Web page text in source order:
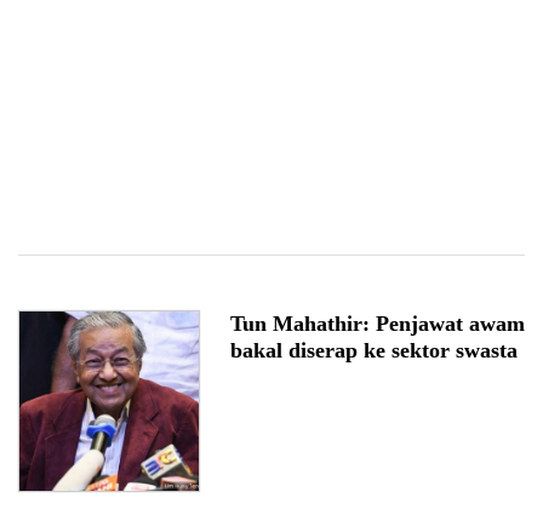
Tun Mahathir: Penjawat awam
bakal diserap ke sektor swasta